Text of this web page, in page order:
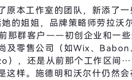
原本工作室的团队，新添了一
的姐姐，品牌策略师劳拉沃
那群客户——初创企业和一
及零售公司（如Wix、Babon
），还是从前那个工作区间
这样。施德明和沃尔什仍然会